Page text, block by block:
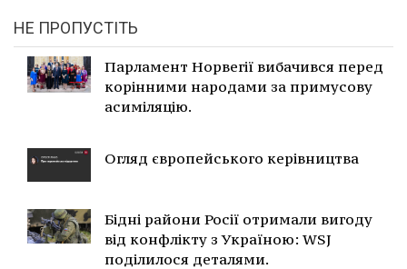
НЕ ПРОПУСТІТЬ
Парламент Норвегії вибачився перед
корінними народами за примусову
асиміляцію.
Огляд європейського керівництва
Бідні райони Росії отримали вигоду
від конфлікту з Україною: WSJ
поділилося деталями.